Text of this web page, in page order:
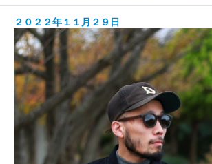
２０２２年１１月２９日